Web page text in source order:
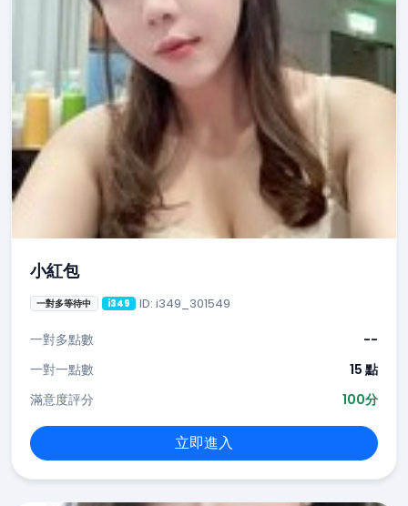
小紅包
一對多等待中 i349 ID: i349_301549
一對多點數
--
一對一點數
15 點
滿意度評分
100分
立即進入